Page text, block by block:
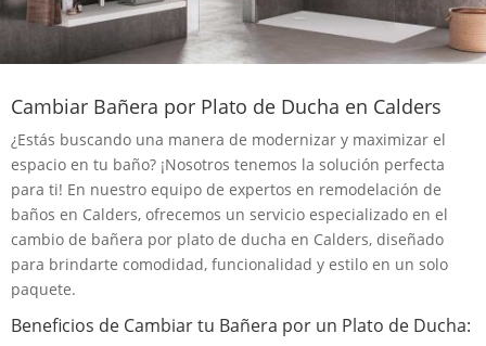
Cambiar Bañera por Plato de Ducha en Calders
¿Estás buscando una manera de modernizar y maximizar el
espacio en tu baño? ¡Nosotros tenemos la solución perfecta
para ti! En nuestro equipo de expertos en remodelación de
baños en Calders, ofrecemos un servicio especializado en el
cambio de bañera por plato de ducha en Calders, diseñado
para brindarte comodidad, funcionalidad y estilo en un solo
paquete.
Beneficios de Cambiar tu Bañera por un Plato de Ducha: